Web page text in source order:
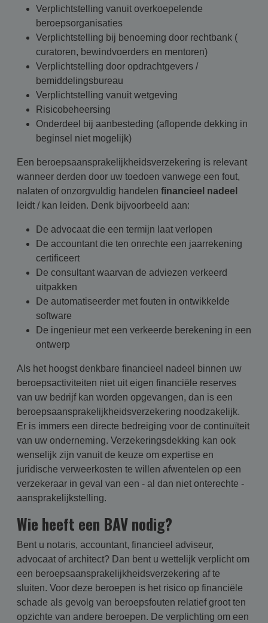
Verplichtstelling vanuit overkoepelende
beroepsorganisaties
Verplichtstelling bij benoeming door rechtbank (
curatoren, bewindvoerders en mentoren)
Verplichtstelling door opdrachtgevers /
bemiddelingsbureau
Verplichtstelling vanuit wetgeving
Risicobeheersing
Onderdeel bij aanbesteding (aflopende dekking in
beginsel niet mogelijk)
Een beroepsaansprakelijkheidsverzekering is relevant
wanneer derden door uw toedoen vanwege een fout,
nalaten of onzorgvuldig handelen financieel nadeel
leidt / kan leiden. Denk bijvoorbeeld aan:
De advocaat die een termijn laat verlopen
De accountant die ten onrechte een jaarrekening
certificeert
De consultant waarvan de adviezen verkeerd
uitpakken
De automatiseerder met fouten in ontwikkelde
software
De ingenieur met een verkeerde berekening in een
ontwerp
Als het hoogst denkbare financieel nadeel binnen uw
beroepsactiviteiten niet uit eigen financiële reserves
van uw bedrijf kan worden opgevangen, dan is een
beroepsaansprakelijkheidsverzekering noodzakelijk.
Er is immers een directe bedreiging voor de continuïteit
van uw onderneming. Verzekeringsdekking kan ook
wenselijk zijn vanuit de keuze om expertise en
juridische verweerkosten te willen afwentelen op een
verzekeraar in geval van een - al dan niet onterechte -
aansprakelijkstelling.
Wie heeft een BAV nodig?
Bent u notaris, accountant, financieel adviseur,
advocaat of architect? Dan bent u wettelijk verplicht om
een beroepsaansprakelijkheidsverzekering af te
sluiten. Voor deze beroepen is het risico op financiële
schade als gevolg van beroepsfouten relatief groot ten
opzichte van andere beroepen. De verplichting om een